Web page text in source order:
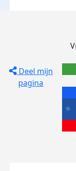
Deel mijn
pagina